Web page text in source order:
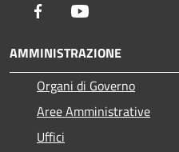
Facebook
AMMINISTRAZIONE
Organi di Governo
Aree Amministrative
Uffici